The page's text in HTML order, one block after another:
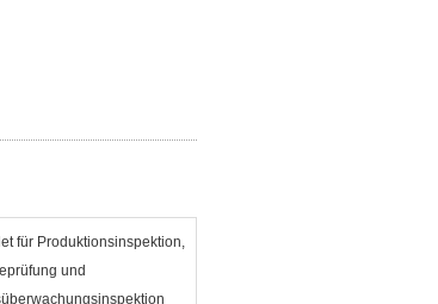
für Produktionsinspektion,
und